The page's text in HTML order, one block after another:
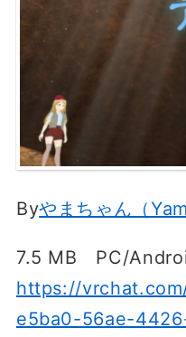
Byやまちゃん（
7.5 MB PC/
https://
e5ba0-56ae-